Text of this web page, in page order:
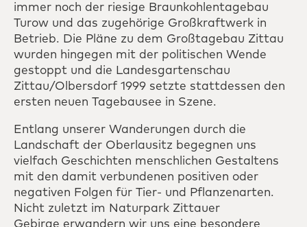
immer noch der riesige Braunkohlentagebau
Turow und das zugehörige Großkraftwerk in
Betrieb. Die Pläne zu dem Großtagebau Zittau
wurden hingegen mit der politischen Wende
gestoppt und die Landesgartenschau
Zittau/Olbersdorf 1999 setzte stattdessen den
ersten neuen Tagebausee in Szene.
Entlang unserer Wanderungen durch die
Landschaft der Oberlausitz begegnen uns
vielfach Geschichten menschlichen Gestaltens
mit den damit verbundenen positiven oder
negativen Folgen für Tier- und Pflanzenarten.
Nicht zuletzt im Naturpark Zittauer
Gebirge erwandern wir uns eine besondere